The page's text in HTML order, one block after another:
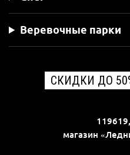
Веревочные парки
СКИДКИ ДО
магазин